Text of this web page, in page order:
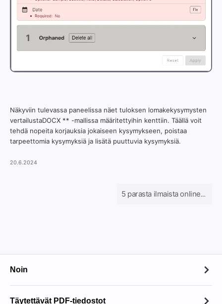
Näkyviin tulevassa paneelissa näet tuloksen lomakekysymysten
vertailustaDOCX ** -mallissa määritettyihin kenttiin. Täällä voit
tehdä nopeita korjauksia jokaiseen kysymykseen, poistaa
tarpeettomia kysymyksiä ja lisätä puuttuvia kysymyksiä.
20.6.2024
5 parasta ilmaista online-PDF-lomakkeiden täyteainetta vuonna 2024
Noin
Noin
Täytettävät PDF-tiedostot